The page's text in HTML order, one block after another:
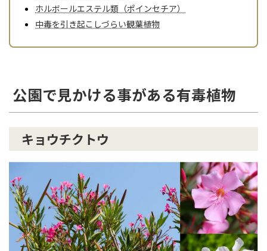
ホルボールエステル類（ポインセチア）
中毒を引き起こしづらい観葉植物
公園で見かける事がある有毒植物
キョウチクトウ